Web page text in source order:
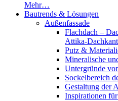
Mehr…
Bautrends & Lösungen
Außenfassade
Flachdach –
Attika-
Putz &
Mineralische
Untergründe
Sockelbereich
Gestaltung der
Inspirationen